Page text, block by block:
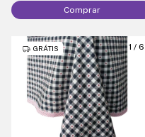
Comprar
1 / 6
GRÁTIS